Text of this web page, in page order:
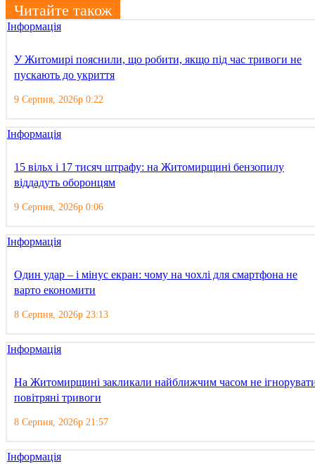
Читайте також
Інформація
У Житомирі пояснили, що робити, якщо під час тривоги не
пускають до укриття
9 Серпня, 2026р 0:22
Інформація
15 вільх і 17 тисяч штрафу: на Житомирщині бензопилу
віддадуть оборонцям
9 Серпня, 2026р 0:06
Інформація
Один удар – і мінус екран: чому на чохлі для смартфона не
варто економити
8 Серпня, 2026р 23:13
Інформація
На Житомирщині закликали найближчим часом не
повітряні тривоги
8 Серпня, 2026р 21:57
Інформація